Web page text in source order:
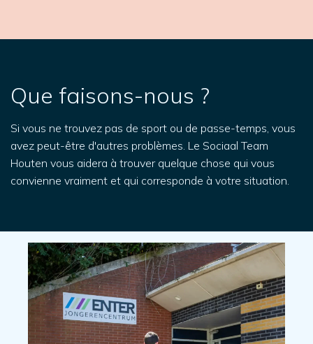
Que faisons-nous ?
Si vous ne trouvez pas de sport ou de passe-temps, vous
avez peut-être d'autres problèmes. Le Sociaal Team
Houten vous aidera à trouver quelque chose qui vous
convienne vraiment et qui corresponde à votre situation.